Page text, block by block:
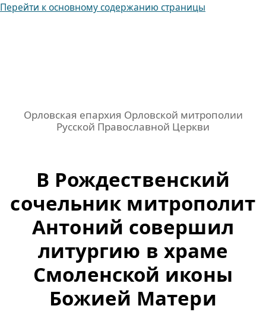
Перейти к основному содержанию страницы
Орловская епархия Орловской митрополии
Русской Православной Церкви
В Рождественский
сочельник митрополит
Антоний совершил
литургию в храме
Смоленской иконы
Божией Матери